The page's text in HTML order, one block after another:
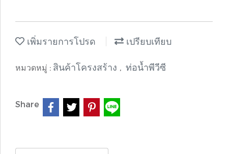
เพิ่มรายการโปรด เปรียบเทียบ
หมวดหมู่ : สินค้าโครงสร้าง , ท่อน้ำพีวีซี
Share